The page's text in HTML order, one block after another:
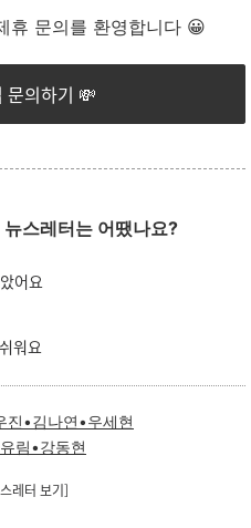
휴 문의를 환영합니다 😀
문의하기 💸
스레터는 어땠나요?
어요
워요
진•김나연•우세현
림•강동현
레터 보기]